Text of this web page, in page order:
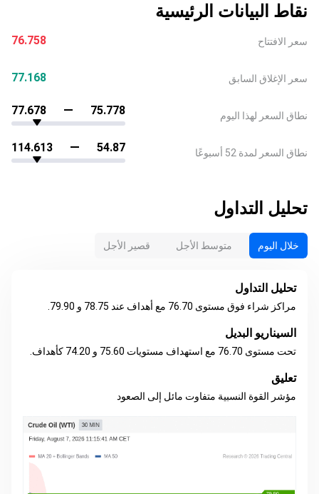
نقاط البيانات الرئيسية
سعر الافتتاح
سعر الإغلاق السابق
نطاق السعر لهذا اليوم
نطاق السعر لمدة 52 أسبوعًا
76.758
77.168
75.778
77.678
54.87
114.613
تحليل التداول
خلال اليوم متوسط الأجل قصير الأجل
تحليل التداول
مراكز شراء فوق مستوى 76.70 مع أهداف عند 78.75 و 79.90.
السيناريو البديل
تحت مستوى 76.70 مع استهداف مستويات 75.60 و 74.20 كأهداف.
تعليق
مؤشر القوة النسبية متفاوت مائل إلى الصعود